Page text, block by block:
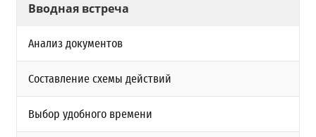
Вводная встреча
Анализ документов
Составление схемы действий
Выбор удобного времени